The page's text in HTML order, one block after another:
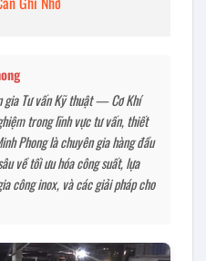
gia Tư vấn Kỹ thuật — Cơ Khí
trong lĩnh vực tư vấn, thiết
Phong là chuyên gia hàng đầu
về tối ưu hóa công suất, lựa
công inox, và các giải pháp cho